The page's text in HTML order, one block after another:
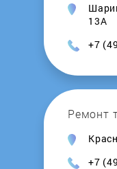
13А
+7
Ремонт
+7